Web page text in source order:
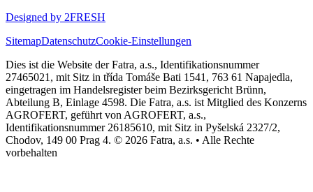
Designed by 2FRESH
SitemapDatenschutzCookie-Einstellungen
Dies ist die Website der Fatra, a.s., Identifikationsnummer
27465021, mit Sitz in třída Tomáše Bati 1541, 763 61 Napajedla,
eingetragen im Handelsregister beim Bezirksgericht Brünn,
Abteilung B, Einlage 4598. Die Fatra, a.s. ist Mitglied des Konzerns
AGROFERT, geführt von AGROFERT, a.s.,
Identifikationsnummer 26185610, mit Sitz in Pyšelská 2327/2,
Chodov, 149 00 Prag 4. © 2026 Fatra, a.s. • Alle Rechte
vorbehalten